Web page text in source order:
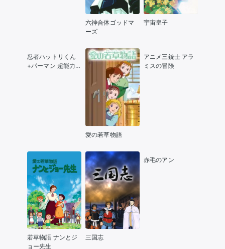
六神合体ゴッドマ
ーズ
宇宙皇子
忍者ハットリくん
+パーマン 超能力
愛の若草物語
アニメ三銃士 アラ
ミスの冒険
若草物語 ナンとジ
ョー先生
三国志
赤毛のアン